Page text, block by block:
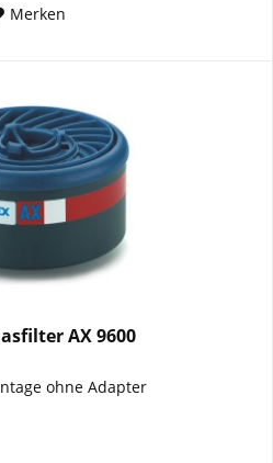
Merken
AX 9600
ohne Adapter